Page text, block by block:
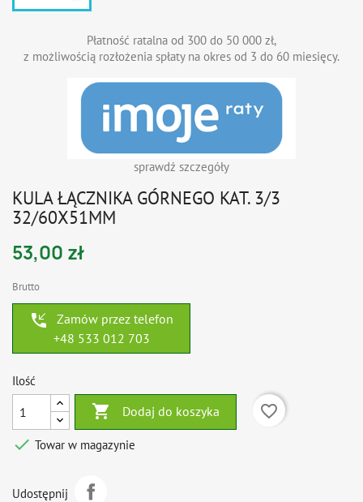
Płatność ratalna od 300 do 50 000 zł,
z możliwością rozłożenia spłaty na okres od 3 do 60 miesięcy.
sprawdź szczegóły
KULA ŁĄCZNIKA GÓRNEGO KAT. 3/3
32/60X51MM
53,00 zł
Brutto
phone_callback
Zamów przez telefon
+48 533 012 703
Ilość
 Dodaj do koszyka
favorite_border
 Towar w magazynie
Udostępnij